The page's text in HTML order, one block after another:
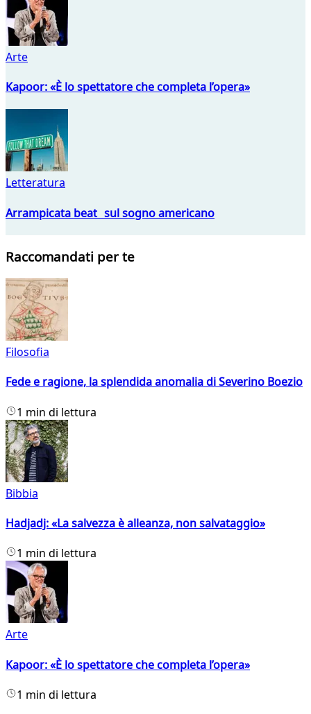
Arte
Kapoor: «È lo spettatore che completa l’opera»
Letteratura
Arrampicata beat sul sogno americano
Raccomandati per te
Filosofia
Fede e ragione, la splendida anomalia di Severino Boezio
1 min di lettura
Bibbia
Hadjadj: «La salvezza è alleanza, non salvataggio»
1 min di lettura
Arte
Kapoor: «È lo spettatore che completa l’opera»
1 min di lettura